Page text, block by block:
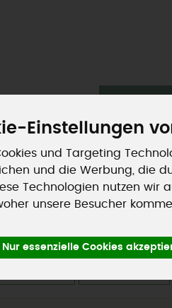
Einstellungen
und Targeting
und die Werbung, die
Technologien nutzen wir
unsere Besucher
Nur essenzielle Cookies
Kundenaktionen